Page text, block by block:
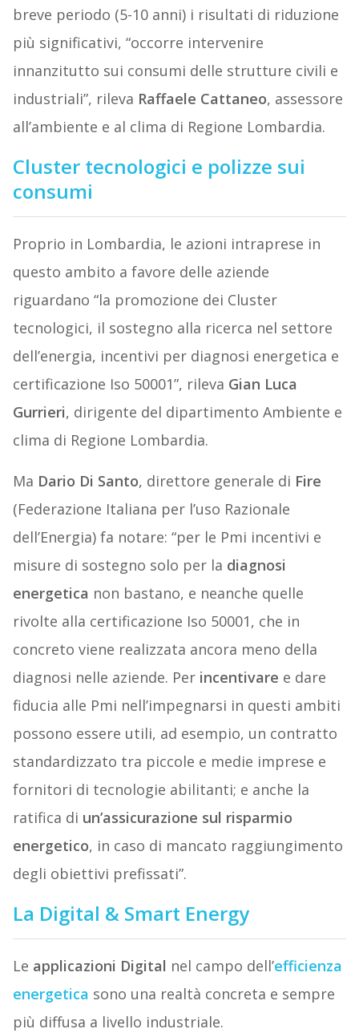
breve periodo (5-10 anni) i risultati di riduzione
più significativi, “occorre intervenire
innanzitutto sui consumi delle strutture civili e
industriali”, rileva Raffaele Cattaneo, assessore
all’ambiente e al clima di Regione Lombardia.
Cluster tecnologici e polizze sui
consumi
Proprio in Lombardia, le azioni intraprese in
questo ambito a favore delle aziende
riguardano “la promozione dei Cluster
tecnologici, il sostegno alla ricerca nel settore
dell’energia, incentivi per diagnosi energetica e
certificazione Iso 50001”, rileva Gian Luca
Gurrieri, dirigente del dipartimento Ambiente e
clima di Regione Lombardia.
Ma Dario Di Santo, direttore generale di Fire
(Federazione Italiana per l’uso Razionale
dell’Energia) fa notare: “per le Pmi incentivi e
misure di sostegno solo per la diagnosi
energetica non bastano, e neanche quelle
rivolte alla certificazione Iso 50001, che in
concreto viene realizzata ancora meno della
diagnosi nelle aziende. Per incentivare e dare
fiducia alle Pmi nell’impegnarsi in questi ambiti
possono essere utili, ad esempio, un contratto
standardizzato tra piccole e medie imprese e
fornitori di tecnologie abilitanti; e anche la
ratifica di un’assicurazione sul risparmio
energetico, in caso di mancato raggiungimento
degli obiettivi prefissati”.
La Digital & Smart Energy
Le applicazioni Digital nel campo dell’efficienza
energetica sono una realtà concreta e sempre
più diffusa a livello industriale.